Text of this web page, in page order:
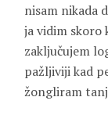
nisam nikada
ja vidim skoro
zaključujem
pažljiviji kad
žongliram